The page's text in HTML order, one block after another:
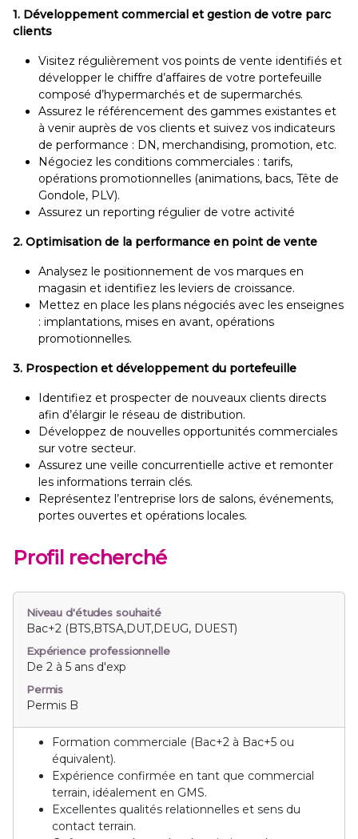
1. Développement commercial et gestion de votre parc
clients
Visitez régulièrement vos points de vente identifiés et
développer le chiffre d’affaires de votre portefeuille
composé d’hypermarchés et de supermarchés.
Assurez le référencement des gammes existantes et
à venir auprès de vos clients et suivez vos indicateurs
de performance : DN, merchandising, promotion, etc.
Négociez les conditions commerciales : tarifs,
opérations promotionnelles (animations, bacs, Tête de
Gondole, PLV).
Assurez un reporting régulier de votre activité
2. Optimisation de la performance en point de vente
Analysez le positionnement de vos marques en
magasin et identifiez les leviers de croissance.
Mettez en place les plans négociés avec les enseignes
: implantations, mises en avant, opérations
promotionnelles.
3. Prospection et développement du portefeuille
Identifiez et prospecter de nouveaux clients directs
afin d’élargir le réseau de distribution.
Développez de nouvelles opportunités commerciales
sur votre secteur.
Assurez une veille concurrentielle active et remonter
les informations terrain clés.
Représentez l’entreprise lors de salons, événements,
portes ouvertes et opérations locales.
Profil recherché
Niveau d'études souhaité
Bac+2 (BTS,BTSA,DUT,DEUG, DUEST)
Expérience professionnelle
De 2 à 5 ans d'exp
Permis
Permis B
Formation commerciale (Bac+2 à Bac+5 ou
équivalent).
Expérience confirmée en tant que commercial
terrain, idéalement en GMS.
Excellentes qualités relationnelles et sens du
contact terrain.